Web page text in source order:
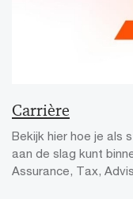
Carrière
Bekijk hier hoe je als
aan de slag kunt
Assurance, Tax,